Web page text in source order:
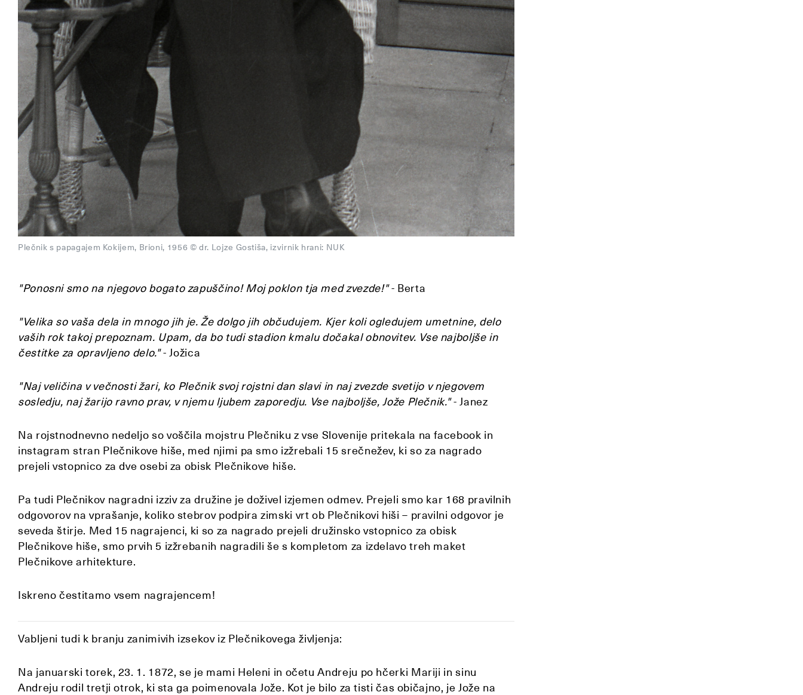
Plečnik s papagajem Kokijem, Brioni, 1956 © dr. Lojze Gostiša, izvirnik hrani: NUK
"Ponosni smo na njegovo bogato zapuščino! Moj poklon tja med zvezde!"- Berta
"Velika so vaša dela in mnogo jih je. Že dolgo jih občudujem. Kjer koli ogledujem umetnine, delo
vaših rok takoj prepoznam. Upam, da bo tudi stadion kmalu dočakal obnovitev. Vse najboljše in
čestitke za opravljeno delo."- Jožica
"Naj veličina v večnosti žari, ko Plečnik svoj rojstni dan slavi in naj zvezde svetijo v njegovem
sosledju, naj žarijo ravno prav, v njemu ljubem zaporedju. Vse najboljše, Jože Plečnik."- Janez
Na rojstnodnevno nedeljo so voščila mojstru Plečniku z vse Slovenije pritekala na facebook in
instagram stran Plečnikove hiše, med njimi pa smo izžrebali 15 srečnežev, ki so za nagrado
prejeli vstopnico za dve osebi za obisk Plečnikove hiše.
Pa tudi Plečnikov nagradni izziv za družine je doživel izjemen odmev. Prejeli smo kar 168 pravilnih
odgovorov na vprašanje, koliko stebrov podpira zimski vrt ob Plečnikovi hiši – pravilni odgovor je
seveda štirje. Med 15 nagrajenci, ki so za nagrado prejeli družinsko vstopnico za obisk
Plečnikove hiše, smo prvih 5 izžrebanih nagradili še s kompletom za izdelavo treh maket
Plečnikove arhitekture.
Iskreno čestitamo vsem nagrajencem!
Vabljeni tudi k branju zanimivih izsekov iz Plečnikovega življenja:
Na januarski torek, 23. 1. 1872, se je mami Heleni in očetu Andreju po hčerki Mariji in sinu
Andreju rodil tretji otrok, ki sta ga poimenovala Jože. Kot je bilo za tisti čas običajno, je Jože na